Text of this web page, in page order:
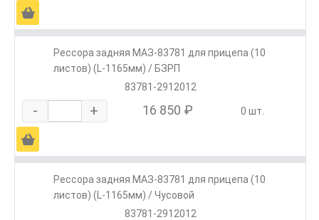
Ä
Рессора задняя МАЗ-83781 для прицепа (10
листов) (L-1165мм) / БЗРП
83781-2912012
- + 16 850 ₽ 0 шт.
Ä
Рессора задняя МАЗ-83781 для прицепа (10
листов) (L-1165мм) / Чусовой
83781-2912012